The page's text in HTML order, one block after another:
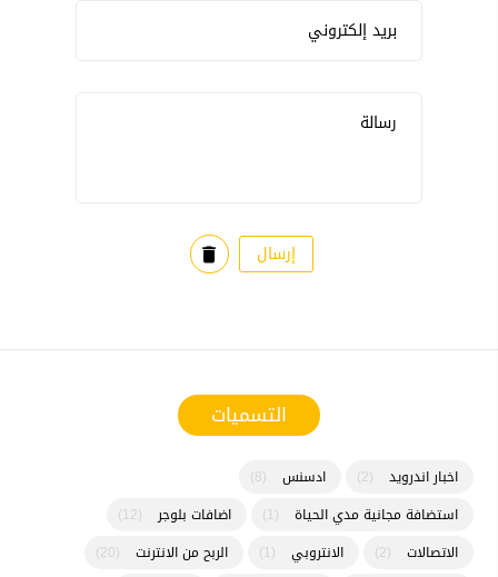
بريد إلكتروني
رسالة
إرسال delete
التسميات
اخبار اندرويد (2) ادسنس
(8)
استضافة مجانية مدي الحياة
(1) اضافات بلوجر
(12)
الاتصالات
(2) الانتروبي (1) الربح من الانترنت
(20)